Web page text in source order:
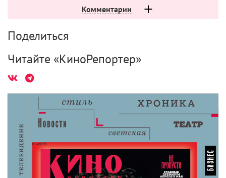
Комментарии
Поделиться
Читайте «КиноРепортер»